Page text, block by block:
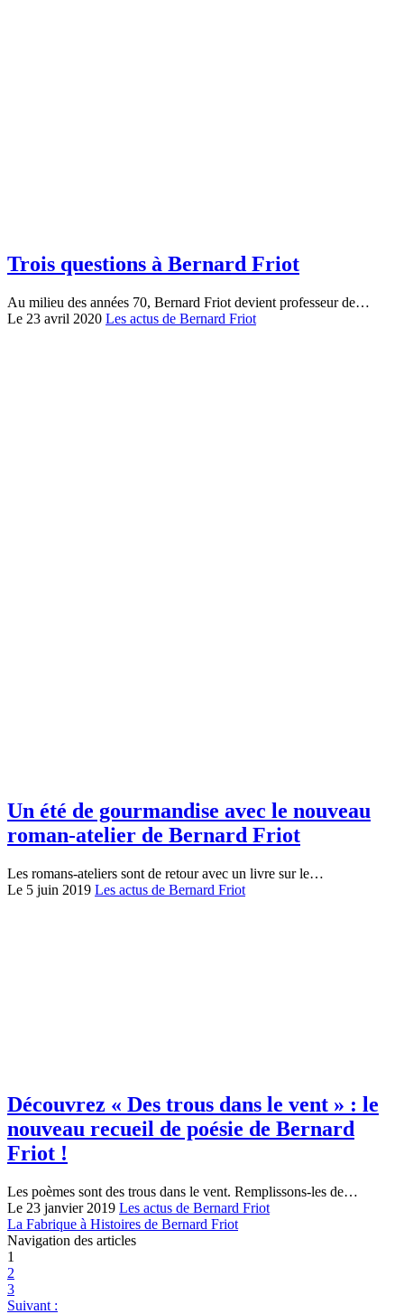
Trois questions à Bernard Friot
Au milieu des années 70, Bernard Friot devient professeur de…
Le 23 avril 2020 Les actus de Bernard Friot
Un été de gourmandise avec le nouveau
roman-atelier de Bernard Friot
Les romans-ateliers sont de retour avec un livre sur le…
Le 5 juin 2019 Les actus de Bernard Friot
Découvrez « Des trous dans le vent » : le
nouveau recueil de poésie de Bernard
Friot !
Les poèmes sont des trous dans le vent. Remplissons-les de…
Le 23 janvier 2019 Les actus de Bernard Friot
La Fabrique à Histoires de Bernard Friot
Navigation des articles
1
2
3
Suivant :